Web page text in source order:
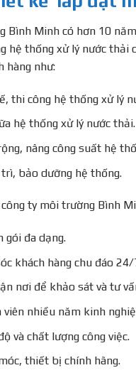
Bình Minh có hơn 10
hệ thống xử lý nước thải
hàng như:
thi công hệ thống xử lý
hệ thống xử lý nước thải.
nâng công suất hệ
bảo dưỡng hệ thống.
ty môi trường Bình
gói đa dạng.
khách hàng chu đáo 24/
nơi để khảo sát và tư
viên nhiều năm kinh
và chất lượng công việc.
thiết bị chính hãng.